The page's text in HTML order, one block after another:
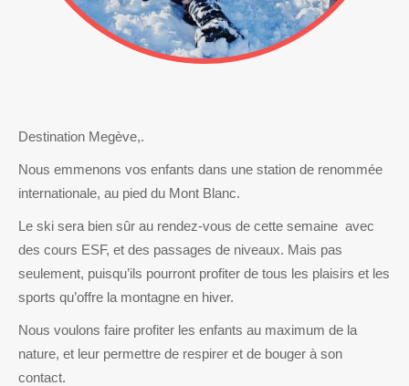
Destination Megève,.
Nous emmenons vos enfants dans une station de renommée
internationale, au pied du Mont Blanc.
Le ski sera bien sûr au rendez-vous de cette semaine avec
des cours ESF, et des passages de niveaux. Mais pas
seulement, puisqu’ils pourront profiter de tous les plaisirs et les
sports qu’offre la montagne en hiver.
Nous voulons faire profiter les enfants au maximum de la
nature, et leur permettre de respirer et de bouger à son
contact.